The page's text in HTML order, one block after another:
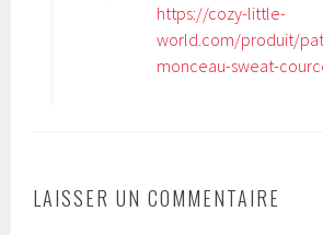
https://cozy-little-
world.com/produit/
monceau-sweat-
LAISSER UN COMMENTAIRE